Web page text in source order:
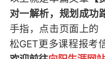
对一解析，规划成功
手指，点击页面上的
松GET更多课程报考